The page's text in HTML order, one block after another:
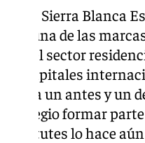
de Sierra Blanca
es una de las
en el sector
capitales
marca un antes y un
privilegio formar
Matutes lo hace